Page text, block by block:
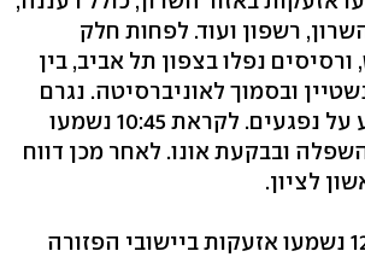
רשפון ועוד. לפחות חלק
נפלו בצפון תל אביב, בין
ובסמוך לאוניברסיטה. נגרם
נזק לרכב ולא ידוע על נפגעים. לקראת 10:45 נשמעו
ובבקעת אונו. לאחר מכן דווח
לציון.
באזור השעה 12:00 נשמעו אזעקות ביישובי הפזורה